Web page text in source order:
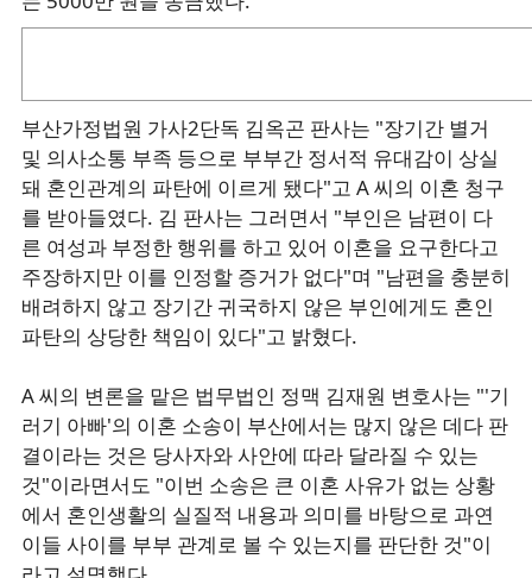
부산가정법원 가사2단독 김옥곤 판사는 "장기간 별거
및 의사소통 부족 등으로 부부간 정서적 유대감이 상실
돼 혼인관계의 파탄에 이르게 됐다"고 A 씨의 이혼 청구
를 받아들였다. 김 판사는 그러면서 "부인은 남편이 다
른 여성과 부정한 행위를 하고 있어 이혼을 요구한다고
주장하지만 이를 인정할 증거가 없다"며 "남편을 충분히
배려하지 않고 장기간 귀국하지 않은 부인에게도 혼인
파탄의 상당한 책임이 있다"고 밝혔다.
A 씨의 변론을 맡은 법무법인 정맥 김재원 변호사는 "'기
러기 아빠'의 이혼 소송이 부산에서는 많지 않은 데다 판
결이라는 것은 당사자와 사안에 따라 달라질 수 있는
것"이라면서도 "이번 소송은 큰 이혼 사유가 없는 상황
에서 혼인생활의 실질적 내용과 의미를 바탕으로 과연
이들 사이를 부부 관계로 볼 수 있는지를 판단한 것"이